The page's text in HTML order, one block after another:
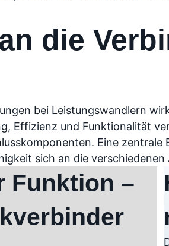
die
bei Leistungswandlern
Effizienz und Funktionalität
Eine
sich an die
Funktion –